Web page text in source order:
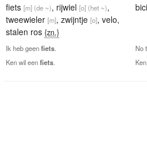
fiets [m] (de ~), rijwiel [o] (het ~),
tweewieler [m], zwijntje [o], velo,
stalen ros {zn.}
Ik heb geenfiets No
Ken wil eenfiets